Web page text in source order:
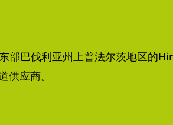
部巴伐利亚州上普法尔茨地区的
应商。